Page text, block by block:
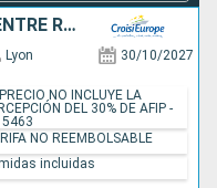
GASTRONOMIE ET VIGNOBLE ENTRE RHÔNE ET SAÔNE AVEC UN DÎNER À L'ABBAYE DE COLLONGES - PAUL BOCUSE
Lyon 30/10/2027
NO INCLUYE LA
DEL 30% DE AFIP -
5463
NO REEMBOLSABLE
incluidas